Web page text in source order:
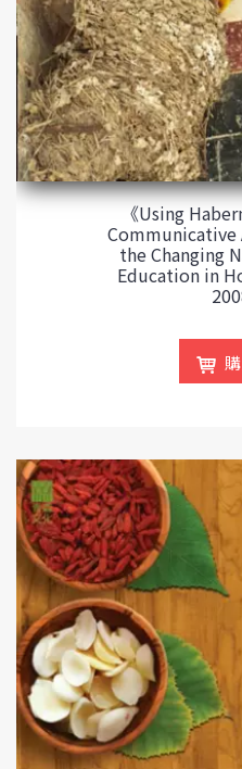
《Using
Communicative
the Changing
Education in